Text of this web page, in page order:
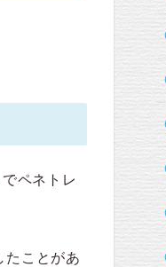
ペネトレ
たことがあ